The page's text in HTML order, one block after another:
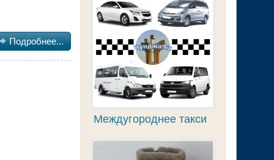
Подробнее...
Междугороднее такси